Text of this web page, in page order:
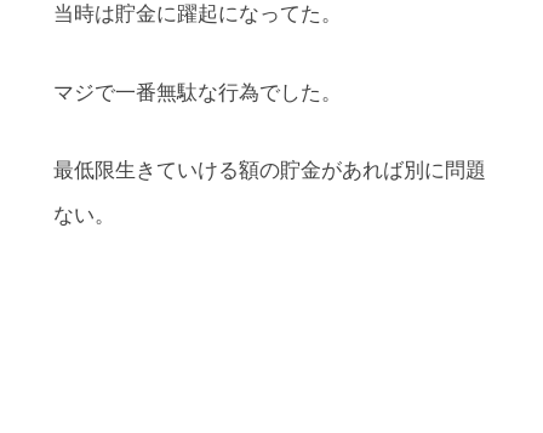
当時は貯金に躍起になってた。
マジで一番無駄な行為でした。
最低限生きていける額の貯金があれば別に問題
ない。